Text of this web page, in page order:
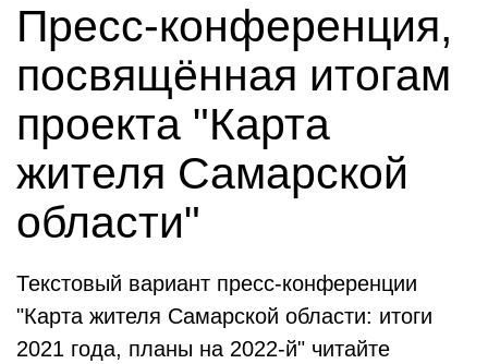
Пресс-конференция,
посвящённая итогам
проекта "Карта
жителя Самарской
области"
Текстовый вариант пресс-конференции
"Карта жителя Самарской области: итоги
2021 года, планы на 2022-й" читайте